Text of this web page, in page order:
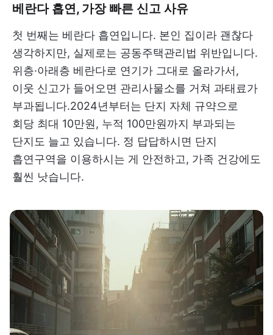
베란다 흡연, 가장 빠른 신고 사유
첫 번째는 베란다 흡연입니다. 본인 집이라 괜찮다
생각하지만, 실제로는 공동주택관리법 위반입니다.
위층·아래층 베란다로 연기가 그대로 올라가서,
이웃 신고가 들어오면 관리사물소를 거쳐 과태료가
부과됩니다.2024년부터는 단지 자체 규약으로
회당 최대 10만원, 누적 100만원까지 부과되는
단지도 늘고 있습니다. 정 답답하시면 단지
흡연구역을 이용하시는 게 안전하고, 가족 건강에도
훨씬 낫습니다.